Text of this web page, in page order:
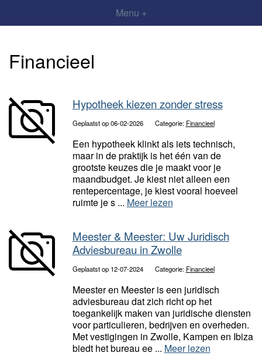
Menu +
Financieel
Hypotheek kiezen zonder stress
Geplaatst op 06-02-2026 Categorie: Financieel
Een hypotheek klinkt als iets technisch,
maar in de praktijk is het één van de
grootste keuzes die je maakt voor je
maandbudget. Je kiest niet alleen een
rentepercentage, je kiest vooral hoeveel
ruimte je s ... Meer lezen
Meester & Meester: Uw Juridisch
Adviesbureau in Zwolle
Geplaatst op 12-07-2024 Categorie: Financieel
Meester en Meester is een juridisch
adviesbureau dat zich richt op het
toegankelijk maken van juridische diensten
voor particulieren, bedrijven en overheden.
Met vestigingen in Zwolle, Kampen en Ibiza
biedt het bureau ee ... Meer lezen